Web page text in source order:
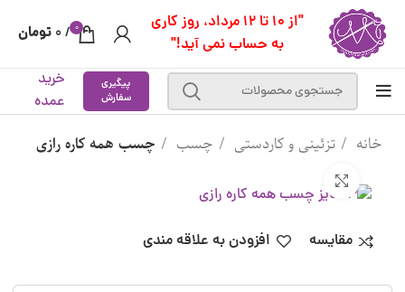
"از 10 تا 12 مرداد، روز کاری
به حساب نمی آید!"
0
/
0 تومان
پیگیری
سفارش
خرید
عمده
خانه تزئینی و کاردستی چسب چسب همه کاره رازی
مقایسه افزودن به علاقه مندی